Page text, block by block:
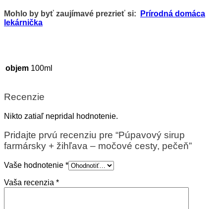
Mohlo by byť zaujímavé prezrieť si:
Prírodná domáca
lekárnička
objem 100ml
Recenzie
Nikto zatiaľ nepridal hodnotenie.
Pridajte prvú recenziu pre “Púpavový sirup
farmársky + žihľava – močové cesty, pečeň​”
Vaše hodnotenie *
Vaša recenzia *